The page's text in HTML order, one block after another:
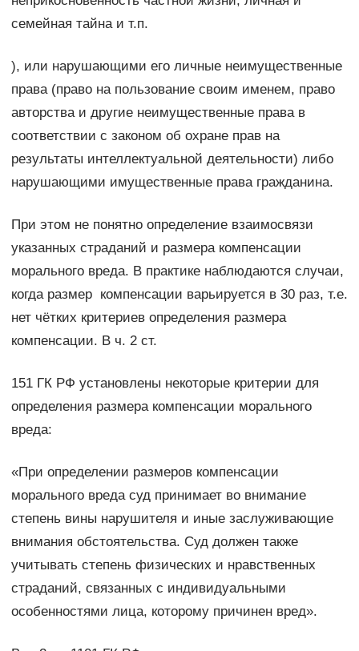
семейная тайна и т.п.
), или нарушающими его личные неимущественные
права (право на пользование своим именем, право
авторства и другие неимущественные права в
соответствии с законом об охране прав на
результаты интеллектуальной деятельности) либо
нарушающими имущественные права гражданина.
При этом не понятно определение взаимосвязи
указанных страданий и размера компенсации
морального вреда. В практике наблюдаются случаи,
когда размер компенсации варьируется в 30 раз, т.е.
нет чётких критериев определения размера
компенсации. В ч. 2 ст.
151 ГК РФ установлены некоторые критерии для
определения размера компенсации морального
вреда:
«При определении размеров компенсации
морального вреда суд принимает во внимание
степень вины нарушителя и иные заслуживающие
внимания обстоятельства. Суд должен также
учитывать степень физических и нравственных
страданий, связанных с индивидуальными
особенностями лица, которому причинен вред».